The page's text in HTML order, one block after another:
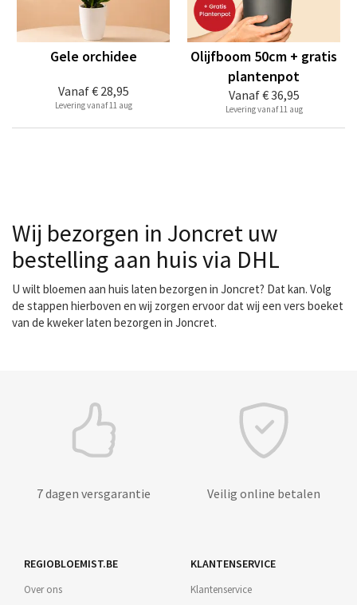
Vanaf€ 28,95
Gele orchidee
Levering vanaf 11 aug
Vanaf€ 36,95
Olijfboom 50cm + gratis
plantenpot
Levering vanaf 11 aug
Wij bezorgen in Joncret uw
bestelling aan huis via DHL
U wilt bloemen aan huis laten bezorgen in Joncret? Dat kan. Volg
de stappen hierboven en wij zorgen ervoor dat wij een vers boeket
van de kweker laten bezorgen in Joncret.
7 dagen versgarantie Veilig online betalen
REGIOBLOEMIST.BE
Over ons
KLANTENSERVICE
Klantenservice